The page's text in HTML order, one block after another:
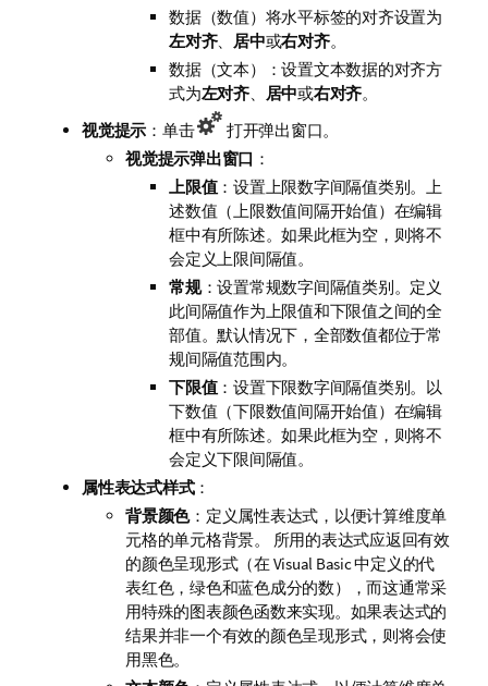
数据（数值）将水平标签的对齐设置为
左对齐、 居中或右对齐。
数据（文本）：设置文本数据的对齐方
式为左对齐、 居中或右对齐。
视觉提示 ：单击
打开弹出窗口。
视觉提示弹出窗口 ：
上限值：设置上限数字间隔值类别。上
述数值（上限数值间隔开始值）在编辑
框中有所陈述。如果此框为空，则将不
会定义上限间隔值。
常规：设置常规数字间隔值类别。定义
此间隔值作为上限值和下限值之间的全
部值。默认情况下，全部数值都位于常
规间隔值范围内。
下限值：设置下限数字间隔值类别。以
下数值（下限数值间隔开始值）在编辑
框中有所陈述。如果此框为空，则将不
会定义下限间隔值。
属性表达式样式：
背景颜色：定义属性表达式，以便计算维度单
元格的单元格背景。 所用的表达式应返回有效
的颜色呈现形式（在 Visual Basic 中定义的代
表红色，绿色和蓝色成分的数），而这通常采
用特殊的图表颜色函数来实现。如果表达式的
结果并非一个有效的颜色呈现形式，则将会使
用黑色。